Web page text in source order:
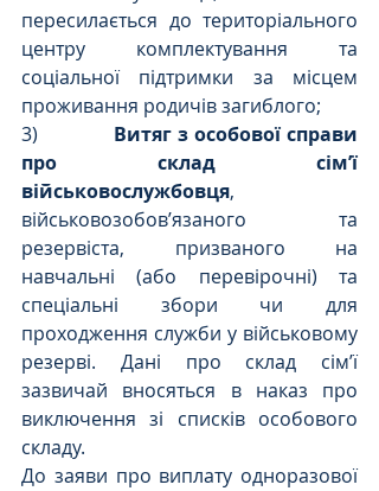
пересилається до територіального
центру комплектування та
соціальної підтримки за місцем
проживання родичів загиблого;
3) Витяг з особової справи
про склад сім’ї
військовослужбовця,
військовозобов’язаного та
резервіста, призваного на
навчальні (або перевірочні) та
спеціальні збори чи для
проходження служби у військовому
резерві. Дані про склад сім’ї
зазвичай вносяться в наказ про
виключення зі списків особового
складу.
До заяви про виплату одноразової